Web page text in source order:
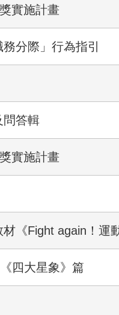
實施計畫
分際」行為指引
問答輯
實施計畫
《Fight again！運
四大星象》篇